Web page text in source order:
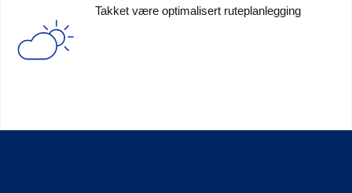
Takket være optimalisert ruteplanlegging